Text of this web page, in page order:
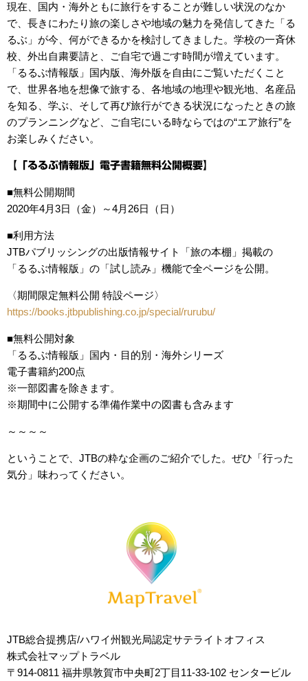
現在、国内・海外ともに旅行をすることが難しい状況のなか
で、長きにわたり旅の楽しさや地域の魅力を発信してきた「る
るぶ」が今、何ができるかを検討してきました。学校の一斉休
校、外出自粛要請と、ご自宅で過ごす時間が増えています。
「るるぶ情報版」国内版、海外版を自由にご覧いただくこと
で、世界各地を想像で旅する、各地域の地理や観光地、名産品
を知る、学ぶ、そして再び旅行ができる状況になったときの旅
のプランニングなど、ご自宅にいる時ならではの“エア旅行”を
お楽しみください。
【「るるぶ情報版」電子書籍無料公開概要】
■無料公開期間
2020年4月3日（金）～4月26日（日）
■利用方法
JTBパブリッシングの出版情報サイト「旅の本棚」掲載の
「るるぶ情報版」の「試し読み」機能で全ページを公開。
〈期間限定無料公開 特設ページ〉
https://books.jtbpublishing.co.jp/special/rurubu/
■無料公開対象
「るるぶ情報版」国内・目的別・海外シリーズ
電子書籍約200点
※一部図書を除きます。
※期間中に公開する準備作業中の図書も含みます
～～～～
ということで、JTBの粋な企画のご紹介でした。ぜひ「行った
気分」味わってください。
JTB総合提携店/ハワイ州観光局認定サテライトオフィス
株式会社マップトラベル
〒914-0811 福井県敦賀市中央町2丁目11-33-102 センタービル